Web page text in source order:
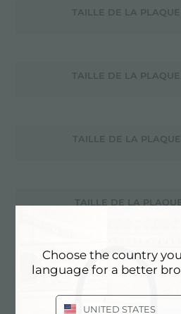
TAILLE DE LA
TAILLE DE LA
TAILLE DE LA
TAILLE DE LA
TAILLE DE LA
Choose the country
language for a better
UNITED STATES